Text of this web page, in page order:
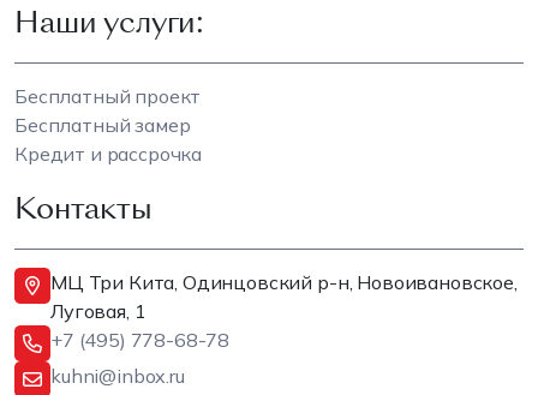
Наши услуги:
Бесплатный проект
Бесплатный замер
Кредит и рассрочка
Контакты
МЦ Три Кита, Одинцовский р-н, Новоивановское,
Луговая, 1
+7 (495) 778-68-78
kuhni@inbox.ru